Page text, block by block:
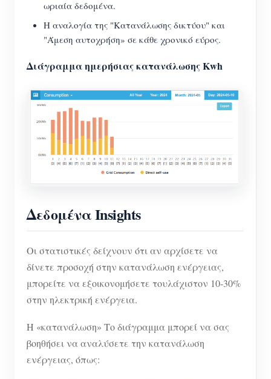
ωριαία δεδομένα.
Η αναλογία της "Κατανάλωσης δικτύου" και
"Άμεση αυτοχρήση» σε κάθε χρονικό εύρος.
Διάγραμμα ημερήσιας κατανάλωσης Kwh
Δεδομένα Insights
Οι στατιστικές δείχνουν ότι αν αρχίσετε να
δίνετε προσοχή στην κατανάλωση ενέργειας,
μπορείτε να εξοικονομήσετε τουλάχιστον 10-30%
στην ηλεκτρική ενέργεια.
Η «κατανάλωση» Το διάγραμμα μπορεί να σας
βοηθήσει να αναλύσετε την κατανάλωση
ενέργειας, όπως: